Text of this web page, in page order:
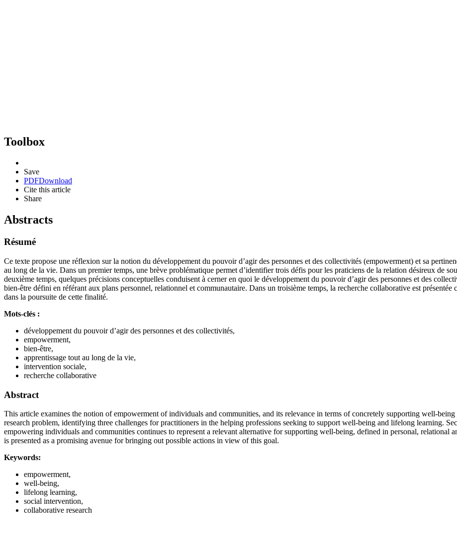
Toolbox
Save
PDFDownload
Cite this article
Share
Abstracts
Résumé
Ce texte propose une réflexion sur la notion du développement du pouvoir d’agir des personnes et des collectivités (empowerment) et sa
au long de la vie. Dans un premier temps, une brève problématique permet d’identifier trois défis pour les praticiens de la relation désireux de
deuxième temps, quelques précisions conceptuelles conduisent à cerner en quoi le développement du pouvoir d’agir des personnes et des
bien-être défini en référant aux plans personnel, relationnel et communautaire. Dans un troisième temps, la recherche collaborative est présentée
dans la poursuite de cette finalité.
Mots-clés :
développement du pouvoir d’agir des personnes et des collectivités,
empowerment,
bien-être,
apprentissage tout au long de la vie,
intervention sociale,
recherche collaborative
Abstract
This article examines the notion of empowerment of individuals and communities, and its relevance in terms of concretely supporting well-
research problem, identifying three challenges for practitioners in the helping professions seeking to support well-being and lifelong learning.
empowering individuals and communities continues to represent a relevant alternative for supporting well-being, defined in personal, relational
is presented as a promising avenue for bringing out possible actions in view of this goal.
Keywords:
empowerment,
well-being,
lifelong learning,
social intervention,
collaborative research